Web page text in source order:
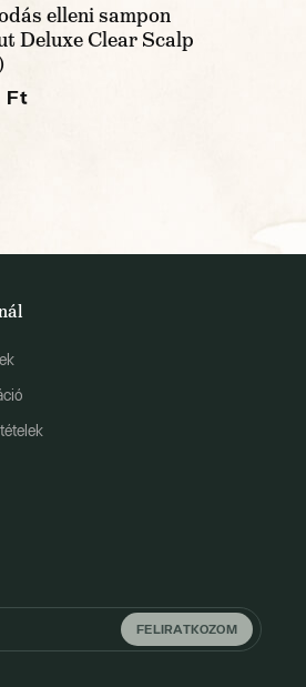
elleni sampon
Deluxe Clear Scalp
FELIRATKOZOM